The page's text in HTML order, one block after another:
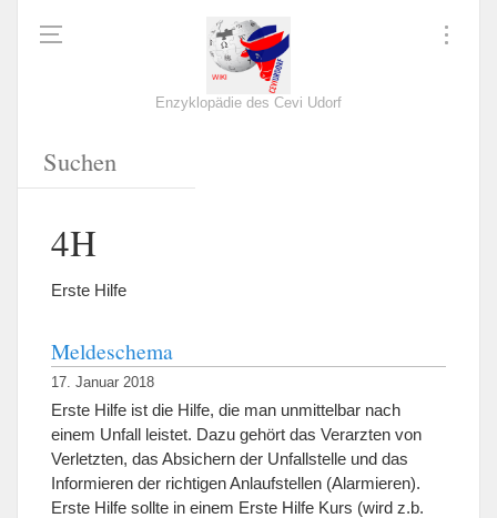
Enzyklopädie des Cevi Udorf
4H
Erste Hilfe
Meldeschema
17. Januar 2018
Erste Hilfe ist die Hilfe, die man unmittelbar nach
einem Unfall leistet. Dazu gehört das Verarzten von
Verletzten, das Absichern der Unfallstelle und das
Informieren der richtigen Anlaufstellen (Alarmieren).
Erste Hilfe sollte in einem Erste Hilfe Kurs (wird z.b.